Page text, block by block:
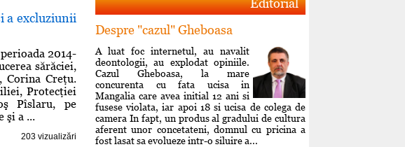
a excluziunii
2014-
sărăciei,
Corina Creţu.
Protecţiei
Pîslaru, pe
şi a ...
203 vizualizări
Despre "cazul" Gheboasa
A luat foc internetul, au navalit
deontologii, au explodat opiniile.
Cazul Gheboasa, la mare
concurenta cu fata ucisa in
Mangalia care avea initial 12 ani si
fusese violata, iar apoi 18 si ucisa de colega de
camera In fapt, un produs al gradului de cultura
aferent unor concetateni, domnul cu pricina a
fost lasat sa evolueze intr-o siluire a...